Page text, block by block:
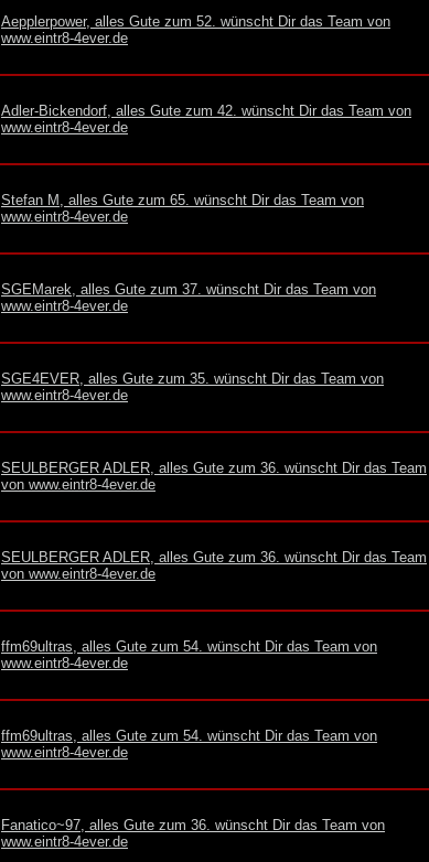
Aepplerpower, alles Gute zum 52. wünscht Dir das Team von
www.eintr8-4ever.de
Adler-Bickendorf, alles Gute zum 42. wünscht Dir das Team von
www.eintr8-4ever.de
Stefan M, alles Gute zum 65. wünscht Dir das Team von
www.eintr8-4ever.de
SGEMarek, alles Gute zum 37. wünscht Dir das Team von
www.eintr8-4ever.de
SGE4EVER, alles Gute zum 35. wünscht Dir das Team von
www.eintr8-4ever.de
SEULBERGER ADLER, alles Gute zum 36. wünscht Dir das Team
von www.eintr8-4ever.de
SEULBERGER ADLER, alles Gute zum 36. wünscht Dir das Team
von www.eintr8-4ever.de
ffm69ultras, alles Gute zum 54. wünscht Dir das Team von
www.eintr8-4ever.de
ffm69ultras, alles Gute zum 54. wünscht Dir das Team von
www.eintr8-4ever.de
Fanatico~97, alles Gute zum 36. wünscht Dir das Team von
www.eintr8-4ever.de